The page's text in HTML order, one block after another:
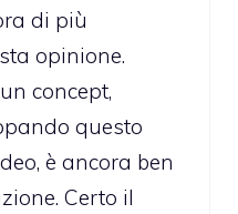
di più
opinione.
concept,
questo
è ancora ben
Certo il